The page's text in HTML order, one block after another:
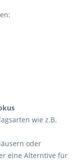
wie z.B.
oder
eine Alterntive für